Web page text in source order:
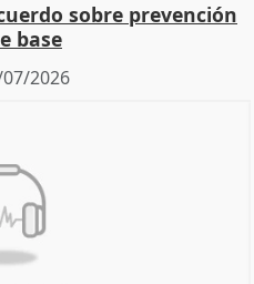
sobre prevención
base
2026